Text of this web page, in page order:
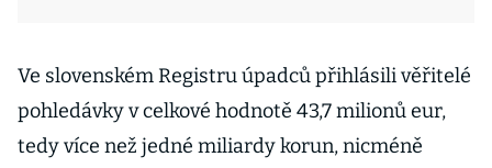
Ve slovenském Registru úpadců přihlásili věřitelé
pohledávky v celkové hodnotě 43,7 milionů eur,
tedy více než jedné miliardy korun, nicméně